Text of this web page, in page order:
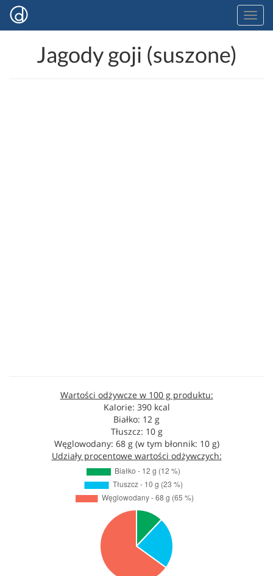
Jagody goji (suszone)
Wartości odżywcze w 100 g produktu:
Kalorie: 390 kcal
Białko: 12 g
Tłuszcz: 10 g
Węglowodany: 68 g (w tym błonnik: 10 g)
Udziały procentowe wartości odżywczych: